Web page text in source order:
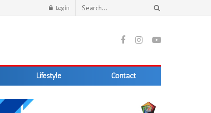
Login
Lifestyle Contact